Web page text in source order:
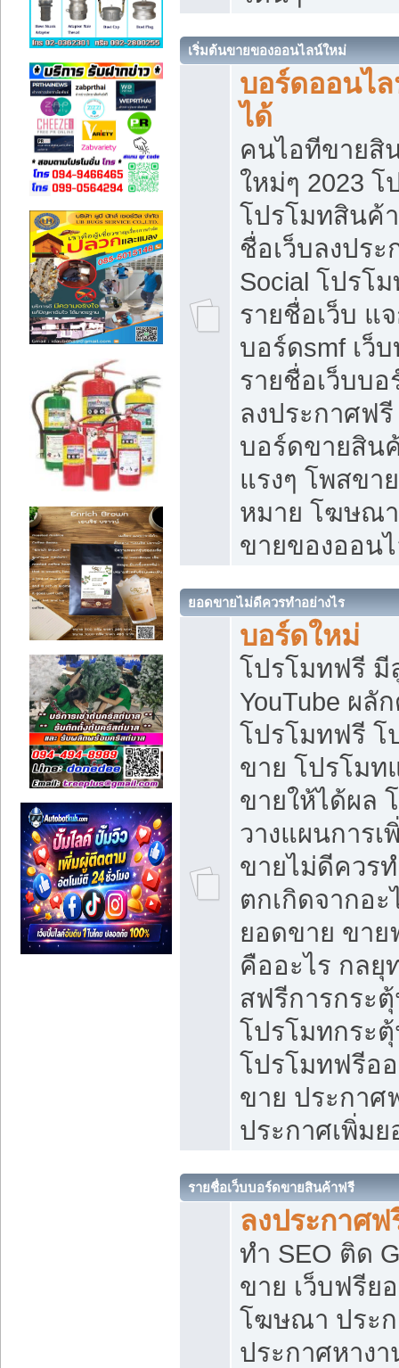
เริ่มต้นขายของออนไลน์ใหม่
บอร์ดออนไ
ได้
คนไอทีขายสิ
ใหม่ๆ 2023
โปรโมทสินค้
ชื่อเว็บลงปร
Social โปรโ
รายชื่อเว็บ แ
บอร์ดsmf เว็
รายชื่อเว็บบ
ลงประกาศฟรี
บอร์ดขายสิน
แรงๆ โพสขา
หมาย โฆษณ
ขายของออน
ยอดขายไม่ดีควรทำอย่างไร
บอร์ดใหม่
โปรโมทฟรี มี
YouTube ผลั
โปรโมทฟรี โ
ขาย โปรโมท
ขายให้ได้ผล
วางแผนการ
ขายไม่ดีควร
ตกเกิดจากอะ
ยอดขาย ขาย
คืออะไร กลยุ
สฟรีการกระ
โปรโมทกระ
โปรโมทฟรีอ
ขาย ประกาศ
ประกาศเพิ่ม
รายชื่อเว็บบอร์ดขายสินค้าฟรี
ลงประกาศฟ
ทำ SEO ติด
ขาย เว็บฟรีย
โฆษณา ประ
ประกาศหาง